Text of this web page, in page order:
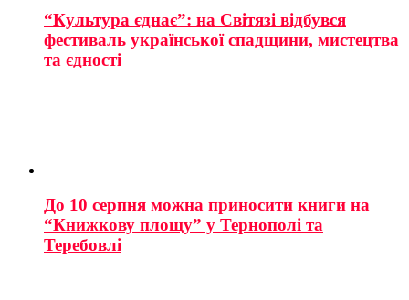
“Культура єднає”: на Світязі відбувся
фестиваль української спадщини, мистецтва
та єдності
До 10 серпня можна приносити книги на
“Книжкову площу” у Тернополі та
Теребовлі